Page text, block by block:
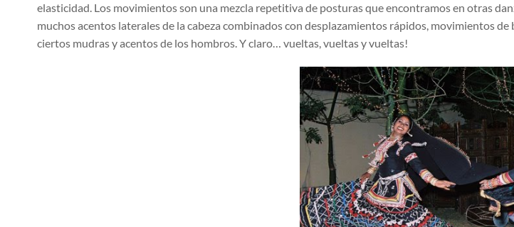
elasticidad. Los movimientos son una mezcla repetitiva de posturas que encontramos en otras
muchos acentos laterales de la cabeza combinados con desplazamientos rápidos, movimientos
ciertos mudras y acentos de los hombros. Y claro… vueltas, vueltas y vueltas!